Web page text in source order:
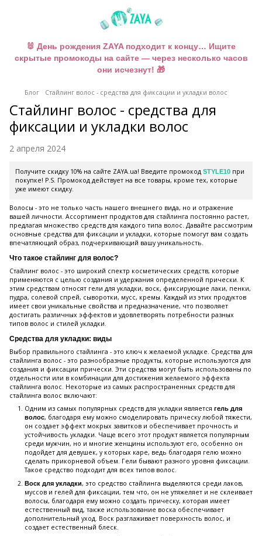
🐰 День рождения ZAYA подходит к концу… Ищите
скрытые промокоды на сайте — через несколько часов
они исчезнут! 🎁
Блог Стайлинг волос - средства для фиксации и укладки волос
Стайлинг волос - средства для
фиксации и укладки волос
2 апреля 2024
Получите скидку 10% на сайте ZAYA.ua! Введите промокод STYLE10 при
покупке! P.S. Промокод действует на все товары, кроме тех, которые
уже имеют скидку.
Волосы - это не только часть нашего внешнего вида, но и отражение
вашей личности. Ассортимент продуктов для стайлинга постоянно растет,
предлагая множество средств для каждого типа волос. Давайте рассмотрим
основные средства для фиксации и укладки, которые помогут вам создать
впечатляющий образ, подчеркивающий вашу уникальность.
Что такое стайлинг для волос?
Стайлинг волос - это широкий спектр косметических средств, которые
применяются с целью создания и удержания определенной прически. К
этим средствам относят гели для укладки, воск, фиксирующие лаки, пенки,
пудра, солевой спрей, сыворотки, мусс, кремы. Каждый из этих продуктов
имеет свои уникальные свойства и предназначение, что позволяет
достигать различных эффектов и удовлетворять потребности разных
типов волос и стилей укладки.
Средства для укладки: виды
Выбор правильного стайлинга - это ключ к желаемой укладке. Средства для
стайлинга волос - это разнообразные продукты, которые используются для
создания и фиксации прически. Эти средства могут быть использованы по
отдельности или в комбинации для достижения желаемого эффекта
стайлинга волос. Некоторые из самых распространенных средств для
стайлинга волос включают:
Одним из самых популярных средств для укладки является гель для
волос, благодаря ему можно смоделировать прическу любой тяжести,
он создает эффект мокрых завитков и обеспечивает прочность и
устойчивость укладки. Чаще всего этот продукт является популярным
среди мужчин, но и многие женщины используют его, особенно он
подойдет для девушек, у которых каре, ведь благодаря гелю можно
сделать прикорневой объем. Гели бывают разного уровня фиксации.
Такое средство подходит для всех типов волос.
Воск для укладки, это средство стайлинга выделяются среди лаков,
муссов и гелей для фиксации, тем что, он не утяжеляет и не склеивает
волосы, благодаря ему можно создать прическу, которая имеет
естественный вид, также использование воска обеспечивает
дополнительный уход. Воск разглаживает поверхность волос, и
создает естественный блеск.